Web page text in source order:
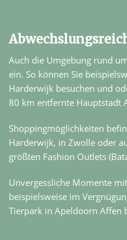
Auch die Umgebung rund
ein. So können Sie
Harderwijk besuchen und
80 km entfernte Hauptstadt
Shoppingmöglichkeiten
Harderwijk, in Zwolle oder
größten Fashion Outlets
Unvergessliche Momente
beispielsweise im
Tierpark in Apeldoorn Affen